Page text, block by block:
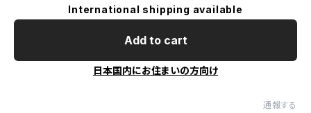
International shipping available
Add to cart
日本国内にお住まいの方向け
通報する